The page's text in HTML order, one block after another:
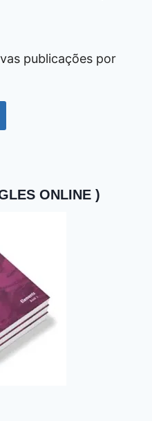
publicações por
ONLINE )